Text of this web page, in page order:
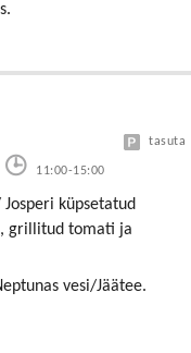
11:00-15:00
tasuta
küpsetatud
grillitud tomati ja
vesi/Jäätee.